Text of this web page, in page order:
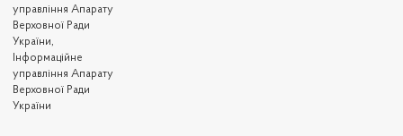
управління Апарату
Верховної Ради
України,
Інформаційне
управління Апарату
Верховної Ради
України